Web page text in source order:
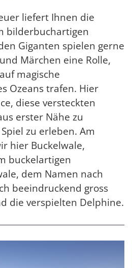
liefert Ihnen die
bilderbuchartigen
Giganten spielen gerne
Märchen eine Rolle,
magische
Ozeans trafen. Hier
diese versteckten
erster Nähe zu
zu erleben. Am
hier Buckelwale,
buckelartigen
dem Namen nach
beeindruckend gross
die verspielten Delphine.